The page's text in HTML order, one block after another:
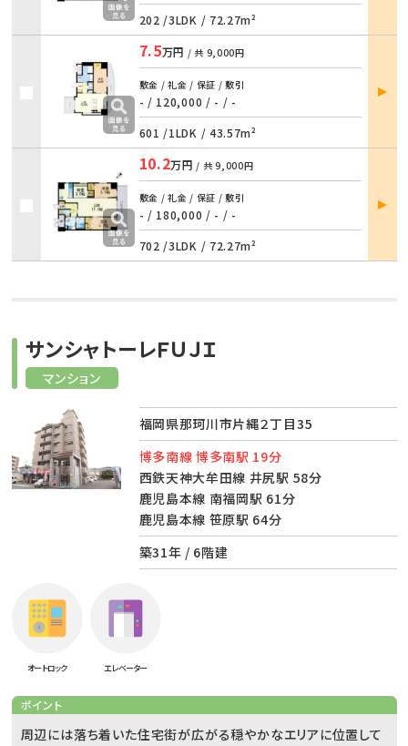
202 /3LDK / 72.27m²
7.5万円 / 共 9,000円
敷金 / 礼金 / 保証 / 敷引
- / 120,000 / - / -
601 /1LDK / 43.57m²
部屋
詳細
10.2万円 / 共9,000円
敷金 / 礼金 / 保証 / 敷引
- / 180,000 / - / -
702 /3LDK / 72.27m²
部屋
詳細
マンション
サンシャトーレＦＵＪＩ
福岡県那珂川市片縄２丁目35
博多南線 博多南駅 19分
西鉄天神大牟田線 井尻駅 58分
鹿児島本線 南福岡駅 61分
鹿児島本線 笹原駅 64分
築31年 / 6階建
オートロック エレベーター
ポイント
周辺には落ち着いた住宅街が広がる穏やかなエリアに位置して